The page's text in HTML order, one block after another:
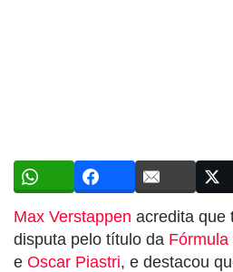
Max Verstappen acredita que
disputa pelo título da Fórmula
e Oscar Piastri, e destacou